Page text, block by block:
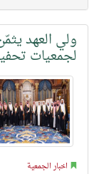
ولي العهد
لجمعيات تحفيظ
اخبار الجمعية